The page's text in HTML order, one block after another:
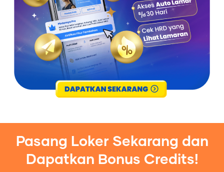
Pasang Loker Sekarang dan
Dapatkan Bonus Credits!